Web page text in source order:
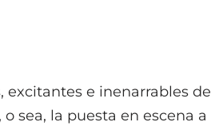
excitantes e inenarrables de
sea, la puesta en escena a